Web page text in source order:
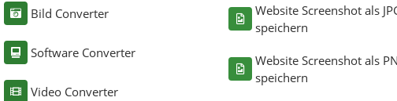
Bild Converter
Software Converter
Video Converter
Website Screenshot als
speichern
Website Screenshot als
speichern